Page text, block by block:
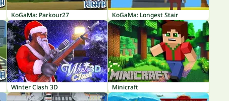
KoGaMa: Parkour27 KoGaMa: Longest Stair
Winter Clash 3D Minicraft